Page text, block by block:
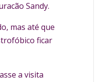
Sandy.
mas até que
ficar
a visita